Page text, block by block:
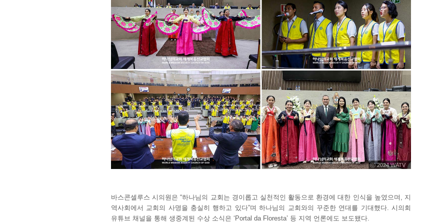
ⓒ 2024 WATV
바스콘셀루스 시의원은 “하나님의 교회는 경이롭고 실천적인 활동으로 환경에 대한 인식을 높였으며, 지
역사회에서 교회의 사명을 충실히 행하고 있다”며 하나님의 교회와의 꾸준한 연대를 기대했다. 시의회
유튜브 채널을 통해 생중계된 수상 소식은 ‘Portal da Floresta’ 등 지역 언론에도 보도됐다.